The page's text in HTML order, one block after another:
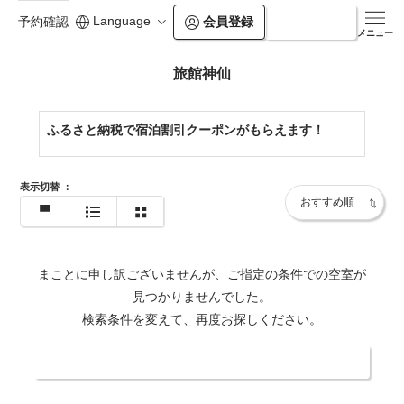
予約確認 Language 会員登録
メニュー
旅館神仙
ふるさと納税で宿泊割引クーポンがもらえます！
表示切替 ：
まことに申し訳ございませんが、ご指定の条件での空室が
見つかりませんでした。
検索条件を変えて、再度お探しください。